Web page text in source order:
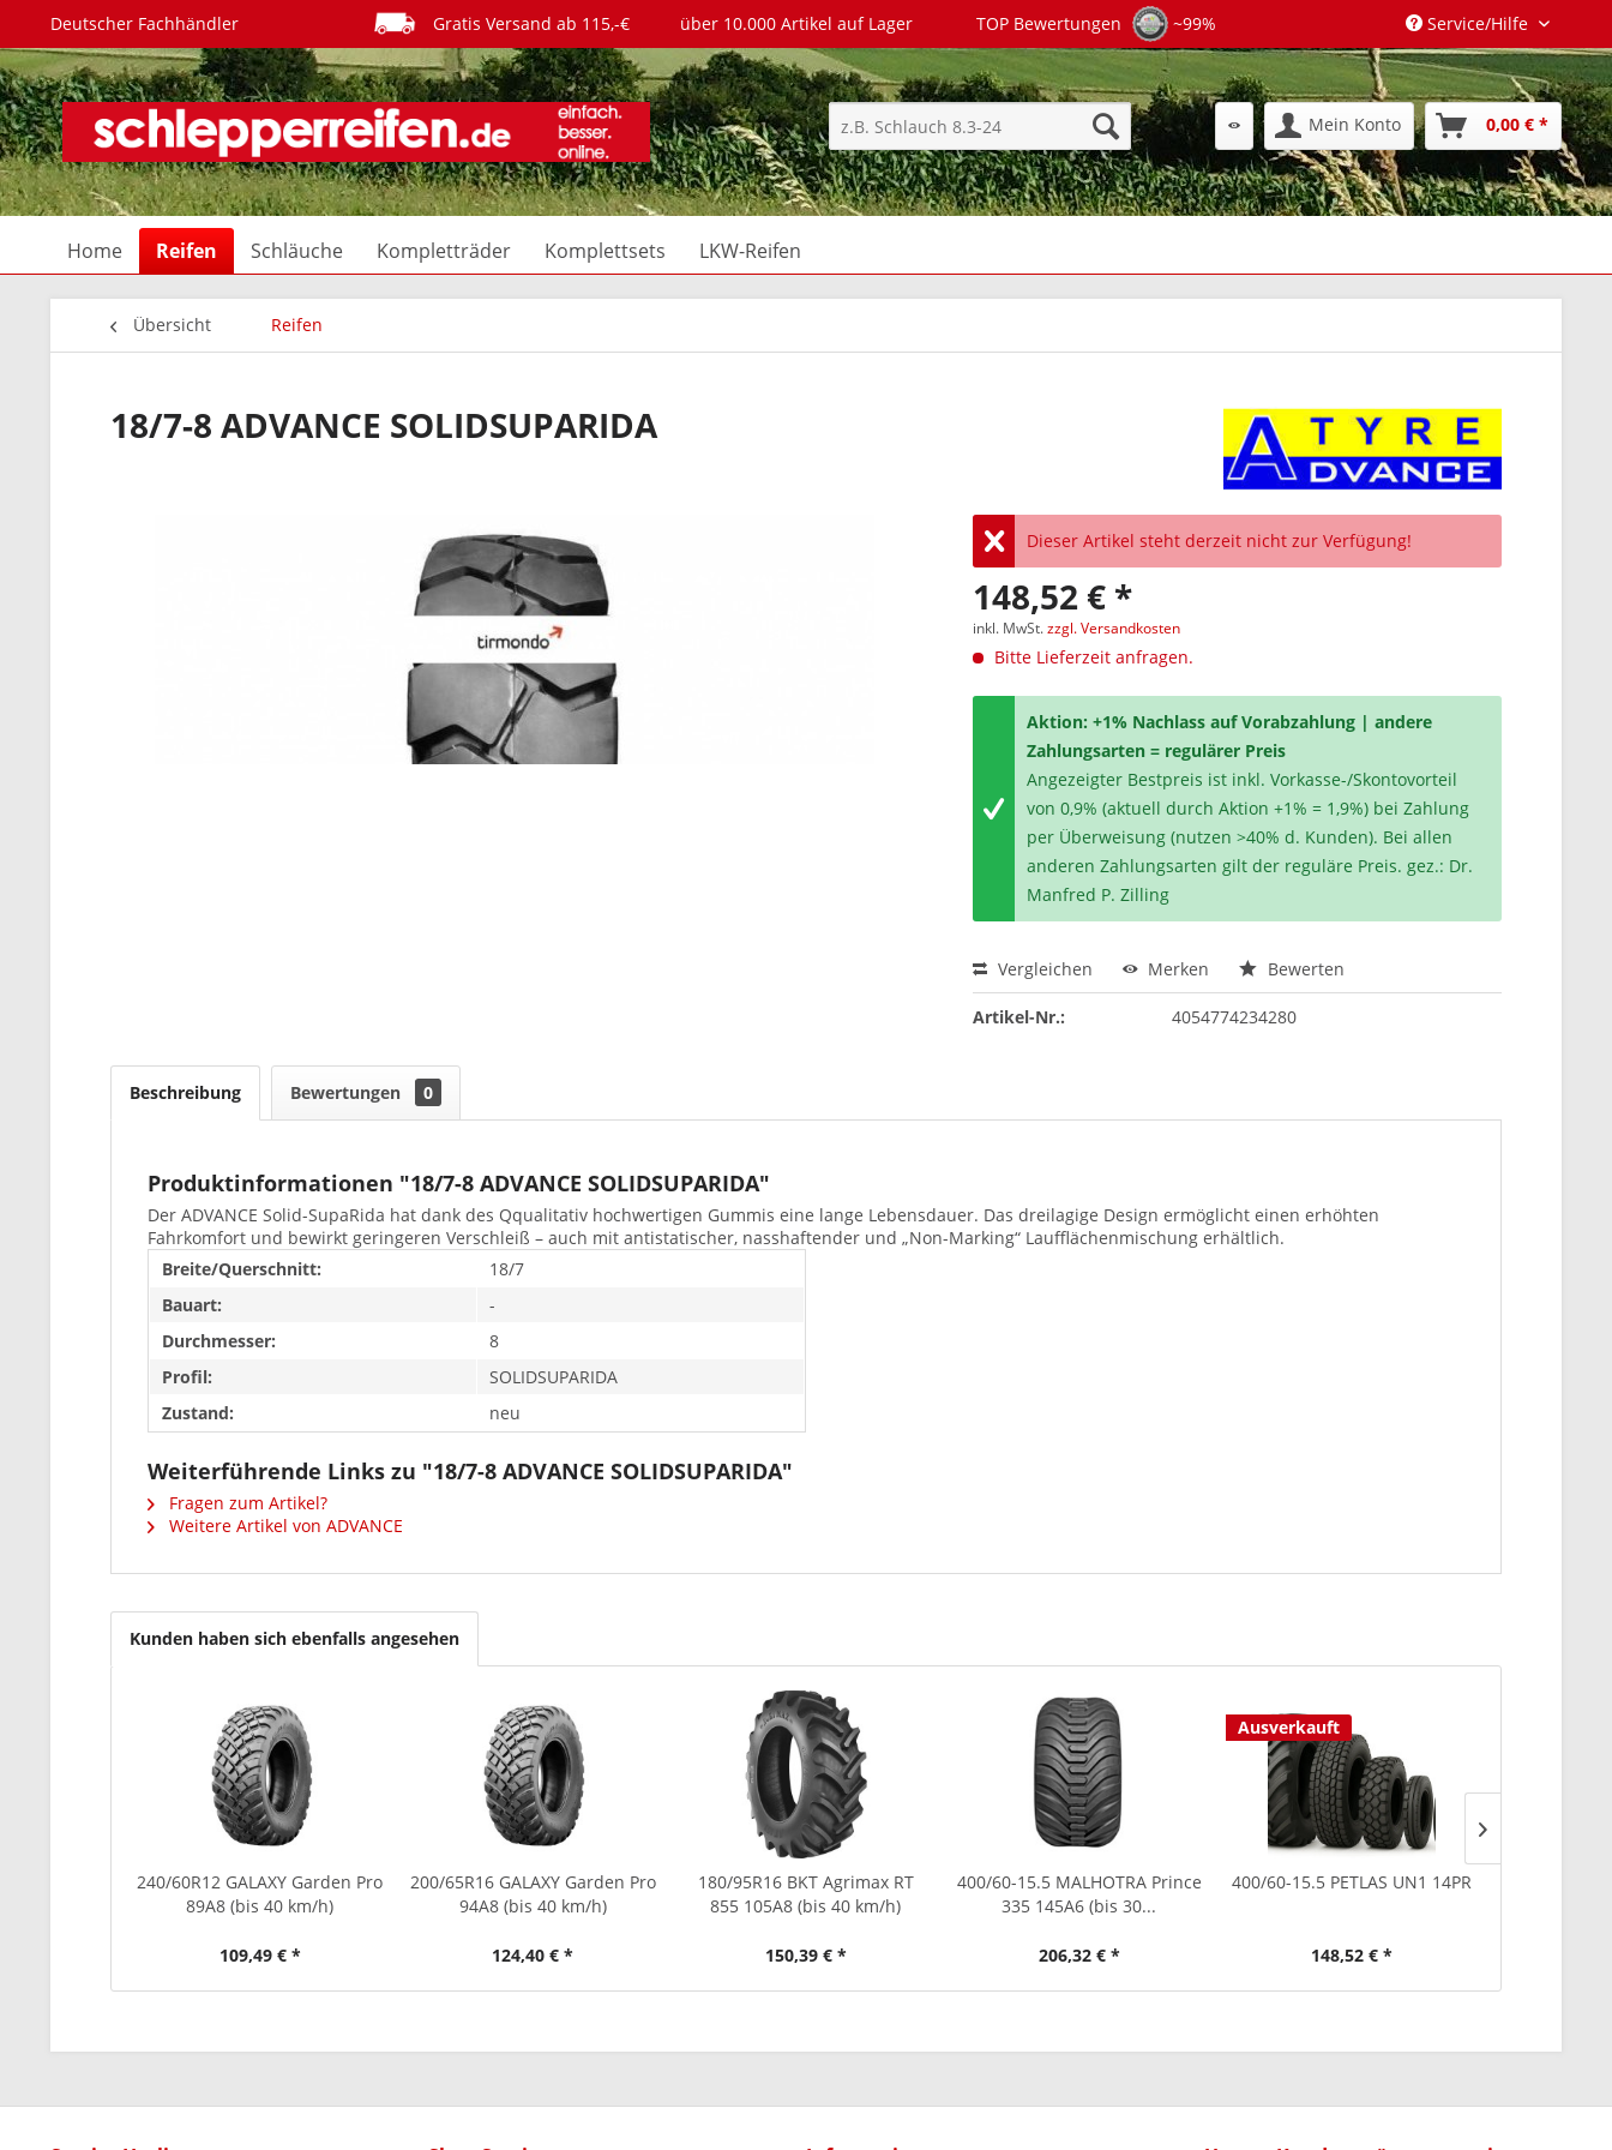
Deutscher Fachhändler Gratis Versand ab 115,-€ über 10.000 Artikel auf Lager TOP Bewertungen ~99% Service/Hilfe
Mein Konto 0,00 € *
Home Reifen Schläuche Kompletträder Komplettsets LKW-Reifen
Übersicht Reifen
18/7-8 ADVANCE SOLIDSUPARIDA
Dieser Artikel steht derzeit nicht zur Verfügung!
148,52 € *
inkl. MwSt.zzgl. Versandkosten
Bitte Lieferzeit anfragen.
Aktion: +1% Nachlass auf Vorabzahlung | andere
Zahlungsarten = regulärer Preis
Angezeigter Bestpreis ist inkl. Vorkasse-/Skontovorteil
von 0,9% (aktuell durch Aktion +1% = 1,9%) bei Zahlung
per Überweisung (nutzen >40% d. Kunden). Bei allen
anderen Zahlungsarten gilt der reguläre Preis. gez.: Dr.
Manfred P. Zilling
Vergleichen Merken Bewerten
Artikel-Nr.: 4054774234280
Beschreibung Bewertungen 0
Produktinformationen "18/7-8 ADVANCE SOLIDSUPARIDA"
Der ADVANCE Solid-SupaRida hat dank des Qqualitativ hochwertigen Gummis eine lange Lebensdauer. Das dreilagige Design ermöglicht einen erhöhten
Fahrkomfort und bewirkt geringeren Verschleiß – auch mit antistatischer, nasshaftender und „Non-Marking“ Laufflächenmischung erhältlich.
Breite/Querschnitt:
18/7
Bauart:
-
Durchmesser:
8
Profil:
SOLIDSUPARIDA
Zustand:
neu
Weiterführende Links zu "18/7-8 ADVANCE SOLIDSUPARIDA"
Fragen zum Artikel?
Weitere Artikel von ADVANCE
Kunden haben sich ebenfalls angesehen
240/60R12 GALAXY Garden Pro
89A8 (bis 40 km/h)
109,49 € *
200/65R16 GALAXY Garden Pro
94A8 (bis 40 km/h)
124,40 € *
180/95R16 BKT Agrimax RT
855 105A8 (bis 40 km/h)
150,39 € *
400/60-15.5 MALHOTRA Prince
335 145A6 (bis 30...
206,32 € *
Ausverkauft
400/60-15.5 PETLAS UN1 14PR
148,52 € *